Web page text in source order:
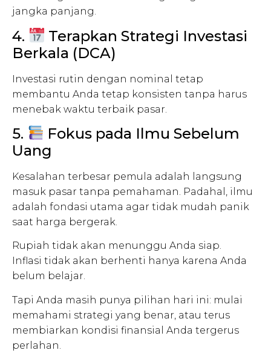
jangka panjang.
4.
Terapkan Strategi Investasi
Berkala (DCA)
Investasi rutin dengan nominal tetap
membantu Anda tetap konsisten tanpa harus
menebak waktu terbaik pasar.
5.
Fokus pada Ilmu Sebelum
Uang
Kesalahan terbesar pemula adalah langsung
masuk pasar tanpa pemahaman. Padahal, ilmu
adalah fondasi utama agar tidak mudah panik
saat harga bergerak.
Rupiah tidak akan menunggu Anda siap.
Inflasi tidak akan berhenti hanya karena Anda
belum belajar.
Tapi Anda masih punya pilihan hari ini: mulai
memahami strategi yang benar, atau terus
membiarkan kondisi finansial Anda tergerus
perlahan.